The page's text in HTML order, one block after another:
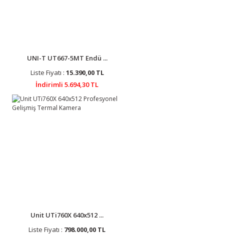
UNI-T UT667-5MT Endü ...
Liste Fiyatı : 15.390,00 TL
İndirimli 5.694,30 TL
Unit UTi760X 640x512 ...
Liste Fiyatı : 798.000,00 TL